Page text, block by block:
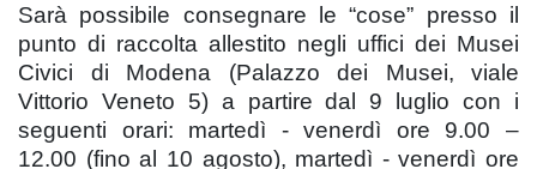
Sarà possibile consegnare le “cose” presso il
punto di raccolta allestito negli uffici dei Musei
Civici di Modena (Palazzo dei Musei, viale
Vittorio Veneto 5) a partire dal 9 luglio con i
seguenti orari: martedì - venerdì ore 9.00 –
12.00 (fino al 10 agosto), martedì - venerdì ore